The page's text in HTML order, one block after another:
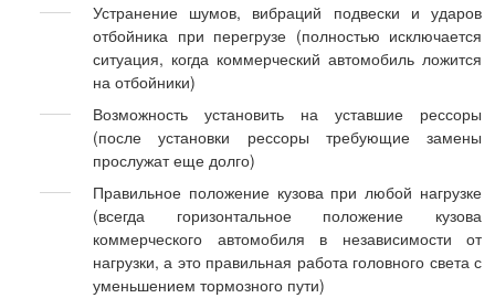
Устранение шумов, вибраций подвески и ударов
отбойника при перегрузе (полностью исключается
ситуация, когда коммерческий автомобиль ложится
на отбойники)
Возможность установить на уставшие рессоры
(после установки рессоры требующие замены
прослужат еще долго)
Правильное положение кузова при любой нагрузке
(всегда горизонтальное положение кузова
коммерческого автомобиля в независимости от
нагрузки, а это правильная работа головного света с
уменьшением тормозного пути)